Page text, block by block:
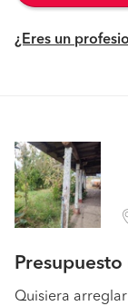
¿Eres un
Quisiera